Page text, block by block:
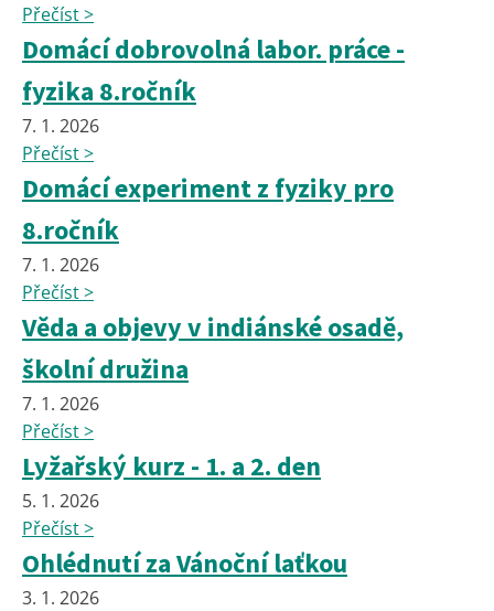
Přečíst >
Domácí dobrovolná labor. práce -
fyzika 8.ročník
7. 1. 2026
Přečíst >
Domácí experiment z fyziky pro
8.ročník
7. 1. 2026
Přečíst >
Věda a objevy v indiánské osadě,
školní družina
7. 1. 2026
Přečíst >
Lyžařský kurz - 1. a 2. den
5. 1. 2026
Přečíst >
Ohlédnutí za Vánoční laťkou
3. 1. 2026